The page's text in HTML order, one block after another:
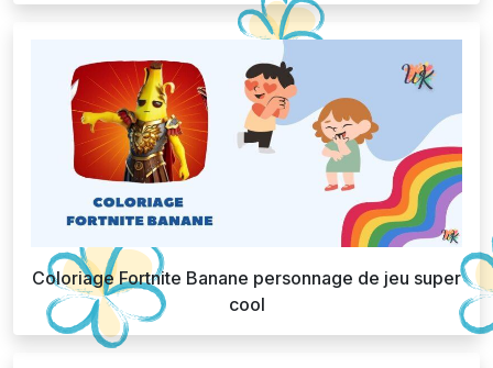
Coloriage Fortnite Banane personnage de jeu super
cool